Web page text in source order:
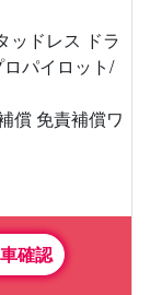
ッドレス ドラ
パイロット/
償 免責補償ワ
確認